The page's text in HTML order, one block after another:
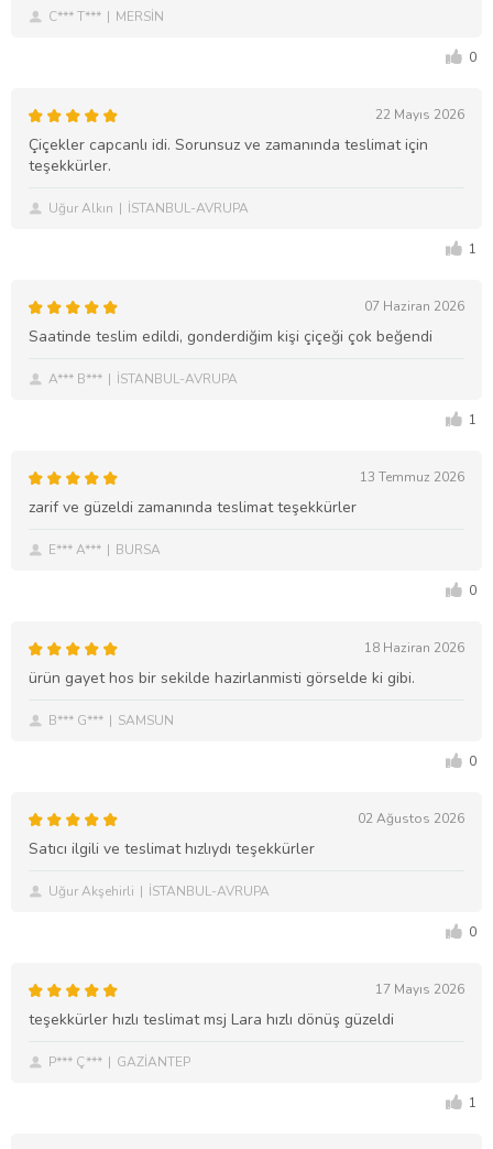
C*** T*** MERSİN
0
22 Mayıs 2026
Çiçekler capcanlı idi. Sorunsuz ve zamanında teslimat için
teşekkürler.
Uğur Alkın İSTANBUL-AVRUPA
1
07 Haziran 2026
Saatinde teslim edildi, gonderdiğim kişi çiçeği çok beğendi
A*** B*** İSTANBUL-AVRUPA
1
13 Temmuz 2026
zarif ve güzeldi zamanında teslimat teşekkürler
E*** A*** BURSA
0
18 Haziran 2026
ürün gayet hos bir sekilde hazirlanmisti görselde ki gibi.
B*** G*** SAMSUN
0
02 Ağustos 2026
Satıcı ilgili ve teslimat hızlıydı teşekkürler
Uğur Akşehirli İSTANBUL-AVRUPA
0
17 Mayıs 2026
teşekkürler hızlı teslimat msj Lara hızlı dönüş güzeldi
P*** Ç*** GAZİANTEP
1